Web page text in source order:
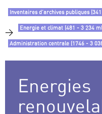
Inventaires d’archives publiques
> Energie et climat (481 - 3 234
Administration centrale (1746 - 3
Energies